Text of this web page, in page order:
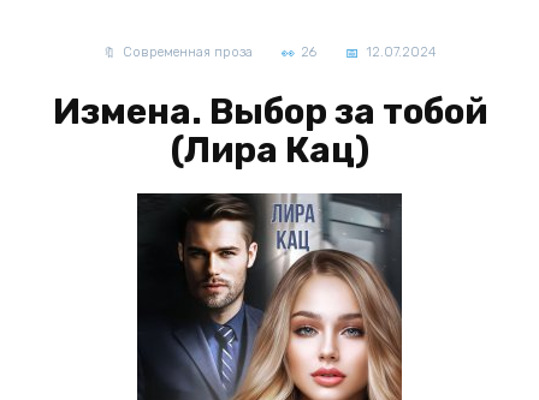
Современная проза 26 12.07.2024
Измена. Выбор за тобой
(Лира Кац)